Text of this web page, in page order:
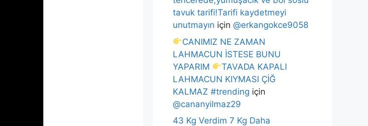
tavuk tarifi!Tarifi kaydetmeyi
unutmayın için @erkangokce9058
CANIMIZ NE ZAMAN
LAHMACUN İSTESE BUNU
YAPARIM
TAVADA KAPALI
LAHMACUN KIYMASI ÇİĞ
KALMAZ #trending için
@cananyilmaz29
43 Kg Verdim 7 Kg Daha